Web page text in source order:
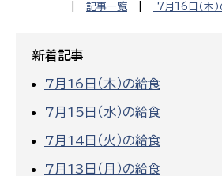
記事一覧 7月16日（木
新着記事
7月16日（木）の給食
7月15日（水）の給食
7月14日（火）の給食
7月13日（月）の給食